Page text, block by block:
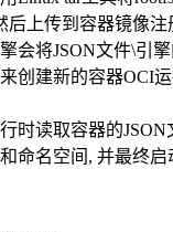
后上传到容器镜像注
会将JSON文件\引
创建新的容器OCI
时读取容器的JSON
命名空间, 并最终启